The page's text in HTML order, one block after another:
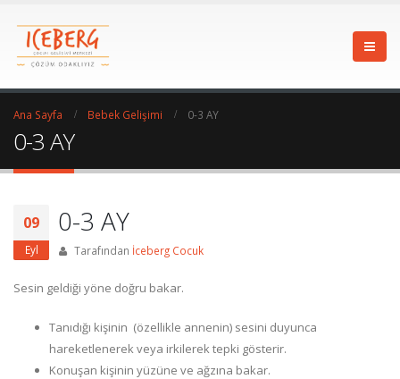
Ana Sayfa Bebek Gelişimi 0-3 AY
0-3 AY
09
Eyl
0-3 AY
Tarafından İceberg Cocuk
Sesin geldiği yöne doğru bakar.
Tanıdığı kişinin (özellikle annenin) sesini duyunca
hareketlenerek veya irkilerek tepki gösterir.
Konuşan kişinin yüzüne ve ağzına bakar.